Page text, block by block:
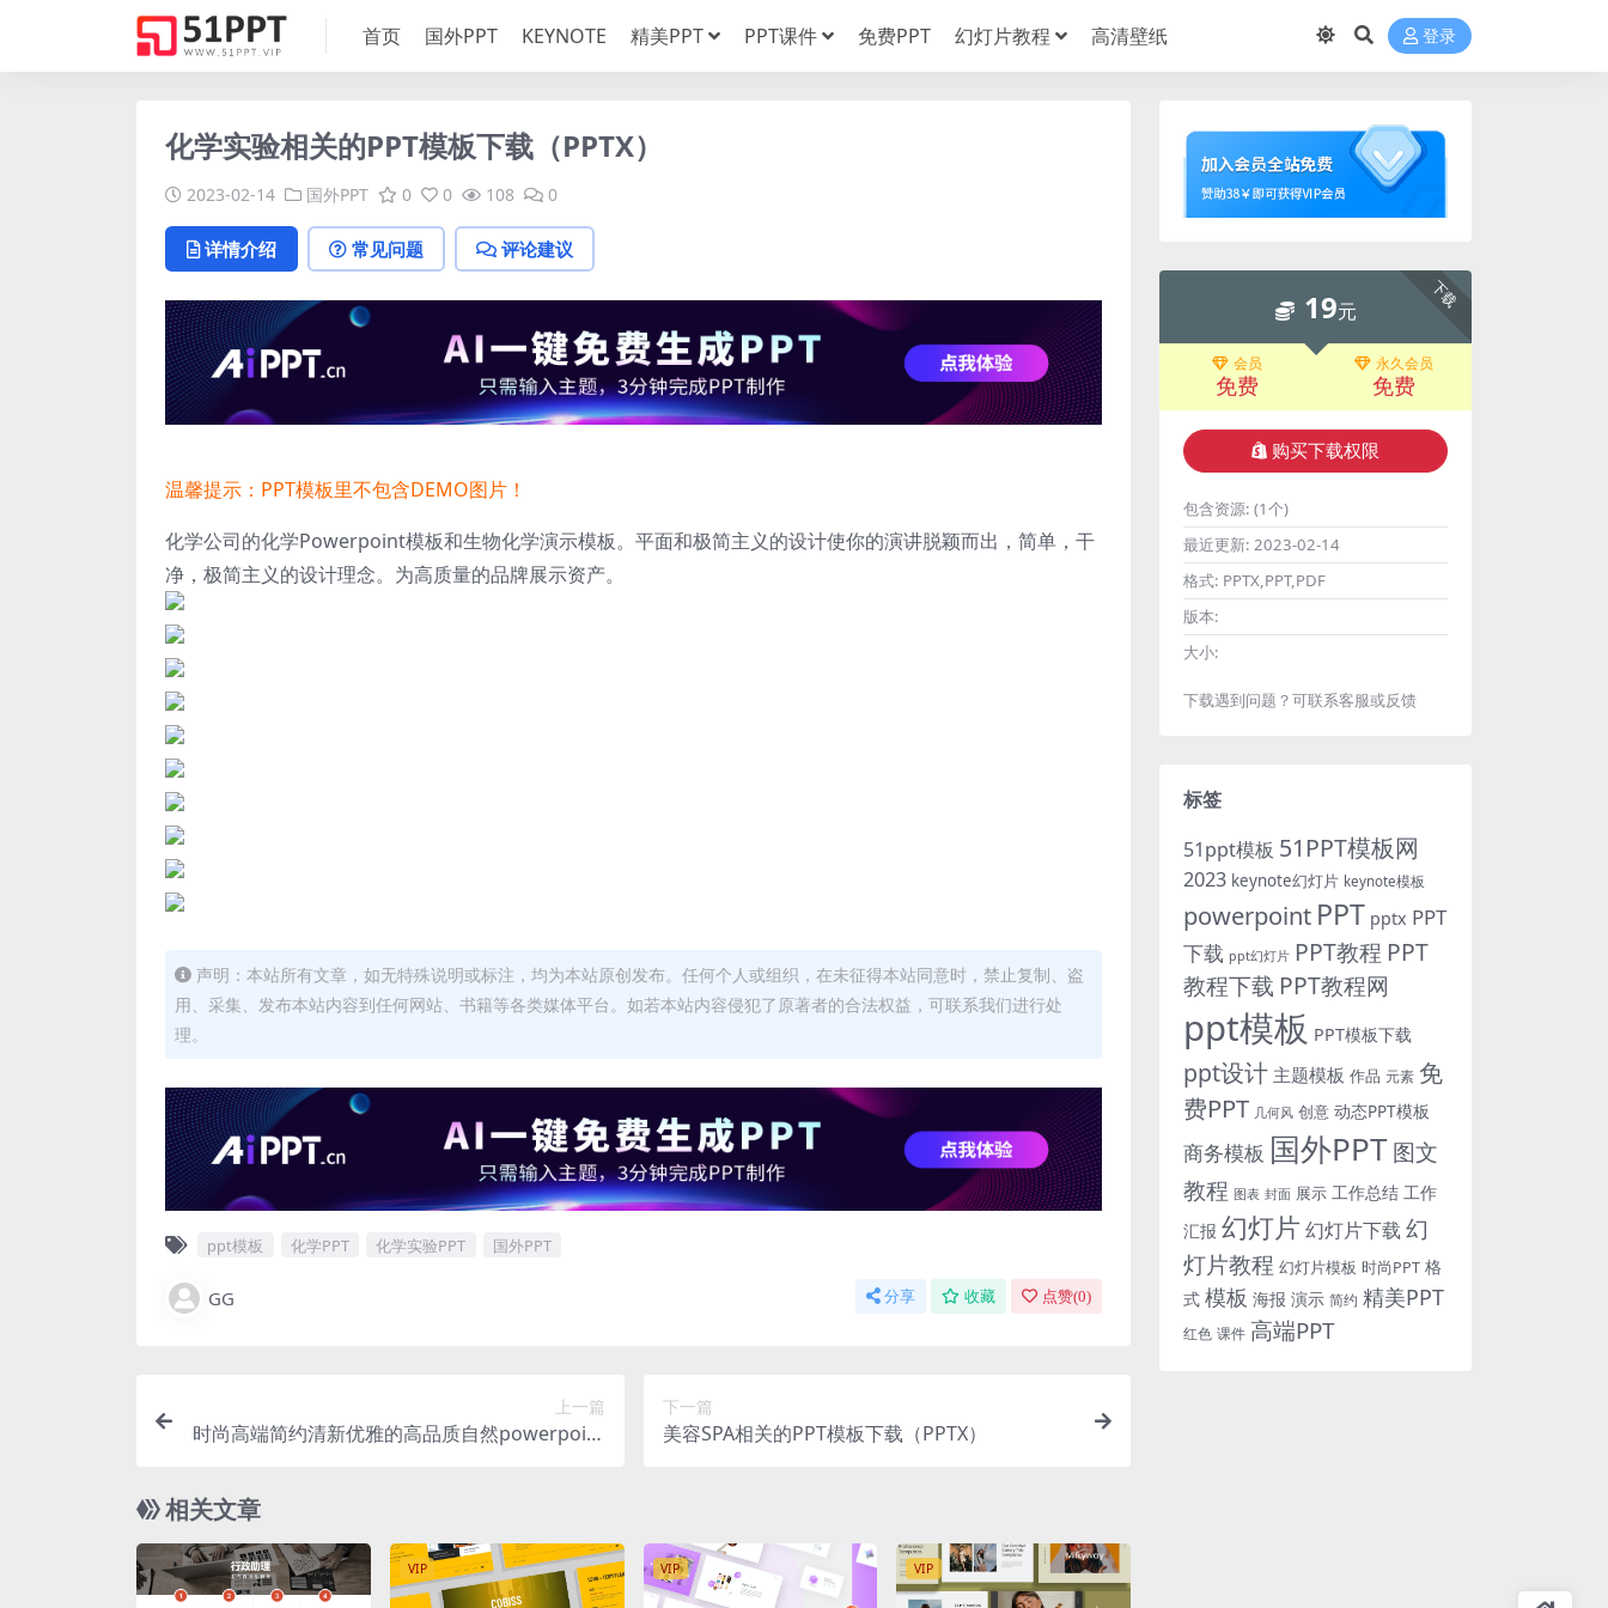
首页 国外PPT KEYNOTE 精美PPT PPT课件 免费PPT 幻灯片教程 高清壁纸 登录
化学实验相关的PPT模板下载（PPTX）
2023-02-14 国外PPT 0 0 108 0
详情介绍 常见问题 评论建议
温馨提示：PPT模板里不包含DEMO图片！
化学公司的化学Powerpoint模板和生物化学演示模板。平面和极简主义的设计使你的演讲脱颖而出，简单，干
净，极简主义的设计理念。为高质量的品牌展示资产。
声明：本站所有文章，如无特殊说明或标注，均为本站原创发布。任何个人或组织，在未征得本站同意时，禁止复制、盗
用、采集、发布本站内容到任何网站、书籍等各类媒体平台。如若本站内容侵犯了原著者的合法权益，可联系我们进行处
理。
ppt模板 化学PPT 化学实验PPT 国外PPT
GG 分享 收藏 点赞(0)
上一篇
时尚高端简约清新优雅的高品质自然powerpoint
下一篇
美容SPA相关的PPT模板下载（PPTX）
相关文章
VIP VIP VIP
下载
19元
会员
免费
永久会员
免费
购买下载权限
包含资源: (1个)
最近更新: 2023-02-14
格式: PPTX,PPT,PDF
版本:
大小:
下载遇到问题？可联系客服或反馈
标签
51ppt模板 51PPT模板网
2023 keynote幻灯片 keynote模板
powerpoint PPT pptx PPT
下载 ppt幻灯片 PPT教程 PPT
教程下载 PPT教程网
ppt模板 PPT模板下载
ppt设计 主题模板 作品 元素 免
费PPT 几何风 创意 动态PPT模板
商务模板 国外PPT图文
教程 图表 封面 展示 工作总结 工作
汇报 幻灯片 幻灯片下载 幻
灯片教程 幻灯片模板 时尚PPT 格
式 模板 海报 演示 简约 精美PPT
红色 课件 高端PPT